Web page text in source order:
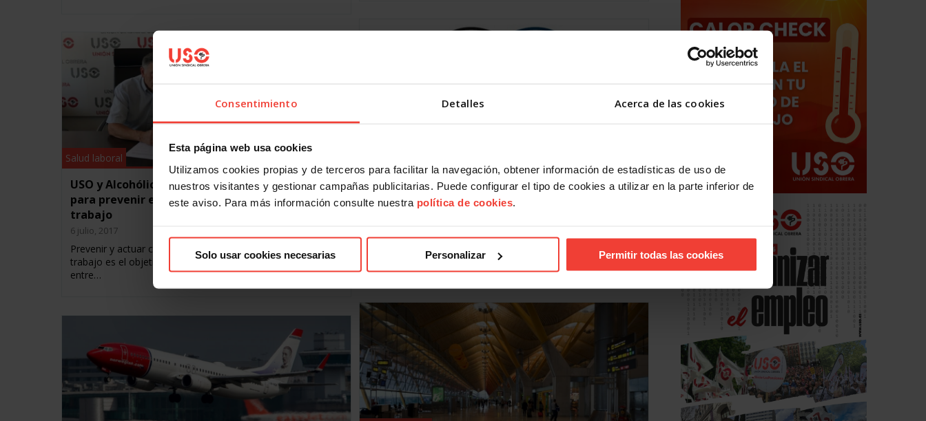
Consentimiento Detalles Acerca de las cookies
Esta página web usa cookies
Utilizamos cookies propias y de terceros para facilitar la navegación, obtener información de estadísticas de uso de
nuestros visitantes y gestionar campañas publicitarias. Puede configurar el tipo de cookies a utilizar en la parte inferior de
este aviso. Para más información consulte nuestra política de cookies.
Solo usar cookies necesarias Personalizar Permitir todas las cookies
Garantizar empleo y salarios dignos para reducir
la incertidumbre y estabilizar la economía
mundial
La Declaración del Grupo Laboral 20 (L20), que representa a
los trabajadores y sindicatos ante el G20, establece las
Salud laboral
USO y Alcohólicos Anónimos firman un acuerdo
para prevenir el alcoholismo en los centros de
trabajo
6 julio, 2017
Prevenir y actuar contra el alcoholismo en los centros de
trabajo es el objetivo del acuerdo de colaboración suscrito
entre…